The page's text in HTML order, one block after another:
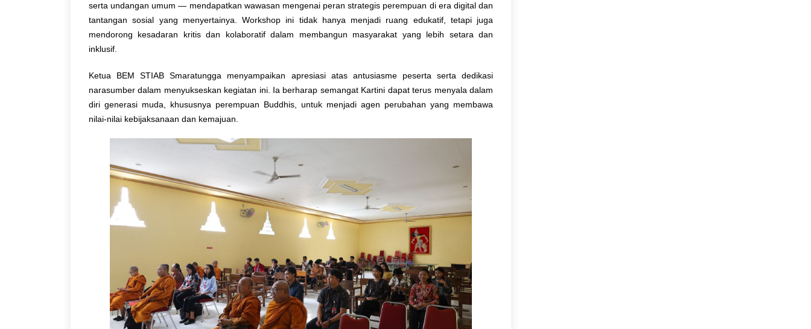
serta undangan umum — mendapatkan wawasan mengenai peran strategis perempuan di era digital dan
tantangan sosial yang menyertainya. Workshop ini tidak hanya menjadi ruang edukatif, tetapi juga
mendorong kesadaran kritis dan kolaboratif dalam membangun masyarakat yang lebih setara dan
inklusif.
Ketua BEM STIAB Smaratungga menyampaikan apresiasi atas antusiasme peserta serta dedikasi
narasumber dalam menyukseskan kegiatan ini. Ia berharap semangat Kartini dapat terus menyala dalam
diri generasi muda, khususnya perempuan Buddhis, untuk menjadi agen perubahan yang membawa
nilai-nilai kebijaksanaan dan kemajuan.